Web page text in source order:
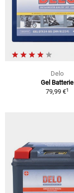
Delo
Gel Batterie
79,99 €1